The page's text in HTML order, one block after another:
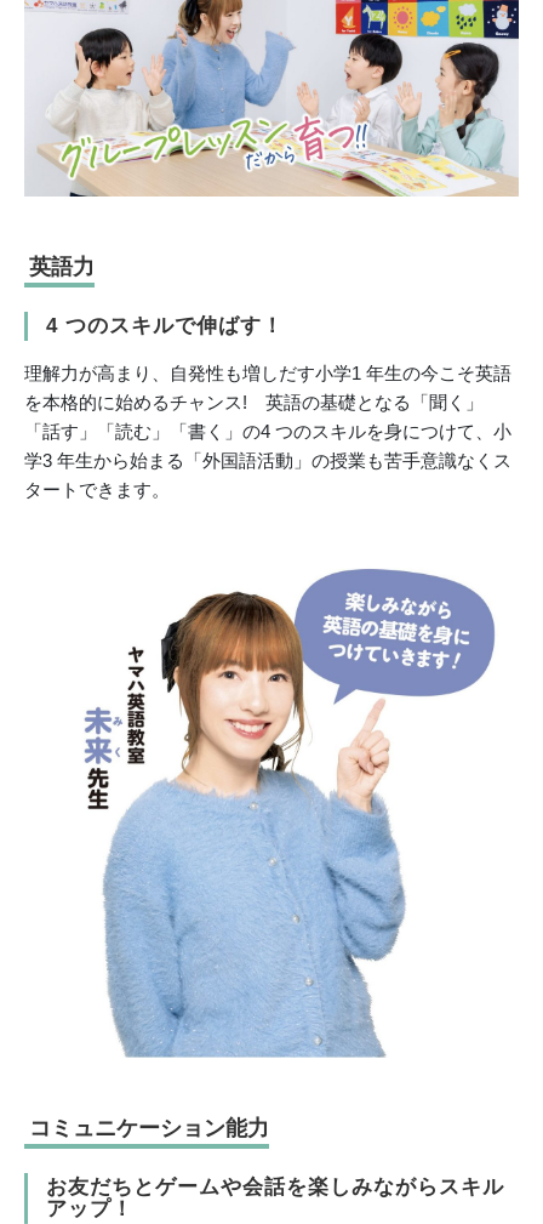
英語力
4 つのスキルで伸ばす！
理解力が高まり、自発性も増しだす小学1 年生の今こそ英語
を本格的に始めるチャンス! 英語の基礎となる「聞く」
「話す」「読む」「書く」の4 つのスキルを身につけて、小
学3 年生から始まる「外国語活動」の授業も苦手意識なくス
タートできます。
コミュニケーション能力
お友だちとゲームや会話を楽しみながらスキル
アップ！